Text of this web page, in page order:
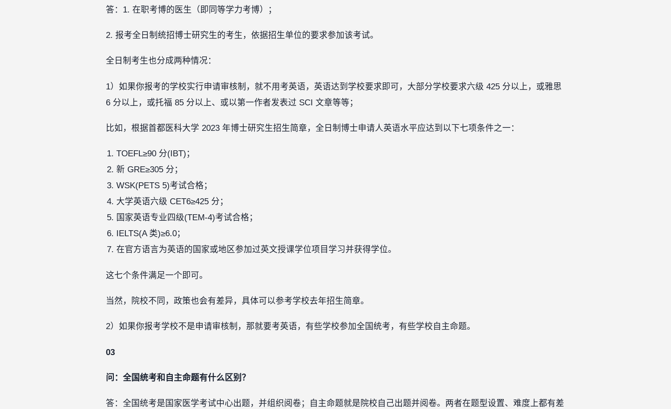
答：1. 在职考博的医生（即同等学力考博）；
2. 报考全日制统招博士研究生的考生，依据招生单位的要求参加该考试。
全日制考生也分成两种情况：
1）如果你报考的学校实行申请审核制，就不用考英语，英语达到学校要求即可，大部分学校要求六级 425 分以上，或雅思
6 分以上，或托福 85 分以上、或以第一作者发表过 SCI 文章等等；
比如，根据首都医科大学 2023 年博士研究生招生简章，全日制博士申请人英语水平应达到以下七项条件之一：
TOEFL≥90 分(IBT)；‍‍
新 GRE≥305 分；‍
WSK(PETS 5)考试合格；‍
大学英语六级 CET6≥425 分；‍‍
国家英语专业四级(TEM-4)考试合格；‍
IELTS(A 类)≥6.0；‍‍
在官方语言为英语的国家或地区参加过英文授课学位项目学习并获得学位。
这七个条件满足一个即可。
当然，院校不同，政策也会有差异，具体可以参考学校去年招生简章。
2）如果你报考学校不是申请审核制，那就要考英语，有些学校参加全国统考，有些学校自主命题。
03
问：全国统考和自主命题有什么区别？
答：全国统考是国家医学考试中心出题，并组织阅卷；自主命题就是院校自己出题并阅卷。两者在题型设置、难度上都有差